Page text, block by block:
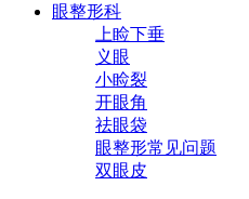
眼整形科
上睑下垂
义眼
小睑裂
开眼角
祛眼袋
眼整形常见问题
双眼皮